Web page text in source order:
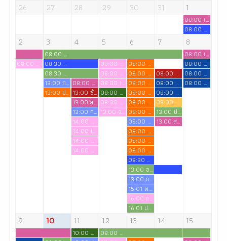
26
27 28 29 30 31 1
08:00 เตรียมความพร้อมเข้าสู่วิชาชีพสำหรับนักศึกษาพยาบาลชั้นปีที่ 4 ปีการศึกษา 2569
08:00 สอบ osce หลักสูตร ENP
2
08:00 สอบ osce หลักสูตร ENP
3
08:00 โครงการพัฒนาศักยภาพด้านการสอนสำหรับอาจารย์พิเศษและ อาจารย์ผู้สอนภาคปฏิบัติ
08:30 ดำเนินการสอบกลางภาค ชั้นปีที่ 3 เทอม 1/2569
08:30 ประชุมคณะกรรมการพัฒนาหลักสูตร
13:00 การเรียนการสอน
13:00 ประชุมเตรียมความพร้อม สบช.สัญจร
4
08:00 สัมมนาเคสแหล่งฝึก
13:00 ซ้อมรับประกาศนียบัตร
13:00 สอบกลางภาควิชา สุนทรียศาสตร์
13:00 การเรียน
14:00 อรอนงค์ เลื่องอรุณ
14:00 เจียมใจ ไทรงาม
14:00 ญาตา พลประสิทธิ์
14:00 ดวงใจ สวัสดี
5
08:00 ญาตา พลประสิทธิ์
08:00 อรอนงค์ เลื่องอรุณ
08:00 เจียมใจ ไทรงาม
08:00 ภาคทดลองรายวิชาภาษาไทยเพื่อการสื่อสาร
08:00 ดวงใจ สวัสดี
13:00 อ รุ่งฤดี อุสาหะ
6
08:00 ผศ.นันทยา เสนีย์ สอนวิชาเภสัชวิทยา
08:00 ผศ.นันทยา เสนีย์ สอนวิชาเภสัชวิทยา
08:00 ผศ.นันทยา เสนีย์ สอนวิชาเภสัชวิทยา
08:00 ผศ.นันทยา เสนีย์ สอนวิชาเภสัชวิทยา
08:00 ผศ.นันทยา เสนีย์ สอนวิชาเภสัชวิทยา
08:00 ผศ.นันทยา เสนีย์ สอนวิชาเภสัชวิทยา
08:00 การเรียน
08:00 ผศ.นันทยา เสนีย์ สอนวิชาเภสัชวิทยา
08:00 ผศ.นันทยา เสนีย์ สอนวิชาเภสัชวิทยา
08:00 ผศ.นันทยา เสนีย์ สอนวิชาเภสัชวิทยา
08:30 ดำเนินการสอบซ่อมกลางภาค ชั้นปีที่ 3 เทอม 1/2569
13:00 อ.ชุติกายจน์ จองแก้หลักสูตร
13:00 การเรียน
15:01 พบรองวิชาการ
16:00 การประกวด เฟสชี่ไนด์ (อ.พรรณปพร ชุนหบดี)
16:01 ประชุมเตรียมความพร้อมคณะกรรมการทะเบียนฯ สบช.สัญจร
7
08:00 พิธีปิดการอบรม ENP.12
08:00 สอนภาคทดลองวิชาการรักษาโรคเบื้องต้นสำหรับพยาบาล
08:00 สอนภาคทดลองวิชาการรักษาโรคเบื้องต้นสำหรับพยาบาล
08:00 สอนภาคทดลองวิชาการรักษาโรคเบื้องต้นสำหรับพยาบาล
13:00 ประชุมคณะกรรมการพัฒนาหลักสูตร
13:00 สอบซ่อมกลางภาครายวิชา สุนทรียศาสตร์
8
08:00 เตรียมความพร้อมการเข้าสู่วิชาชีพ สำหรับนักศึกษาพยาบาลชั้นปีที่ 4 ปีการศึกษา 2569
08:00 สอบ OSCE นักศึกษาผู้ช่วยพยาบาล
08:00 สอบ OSCE นักศึกษาผู้ช่วยพยาบาล
08:00 สอบ OSCE นักศึกษาผู้ช่วยพยาบาล
9 10 11
10:00 ฝึกทดลองสนทนาทางจิต
12
08:00 ประชุมโครงการผลักดันการขับเคลื่อนเชิงกลยุทธ์เพื่อการรับรองสถาบันการศึกษาจากสภาการพยาบาล
13 14 15